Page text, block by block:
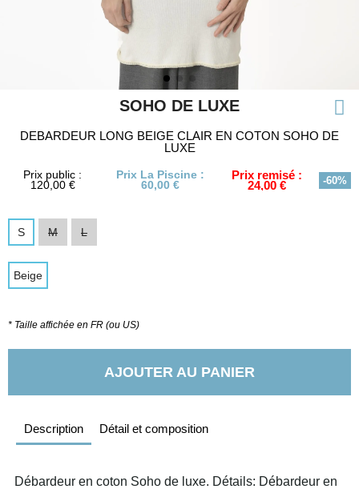
SOHO DE LUXE
DEBARDEUR LONG BEIGE CLAIR EN COTON SOHO DE
LUXE
Prix public :
120,00 €
Prix La Piscine :
60,00 €
Prix remisé :
24,00 € -60%
S M L
Beige
* Taille affichée en FR (ou US)
AJOUTER AU PANIER
Description Détail et composition
Débardeur en coton Soho de luxe. Détails: Débardeur en